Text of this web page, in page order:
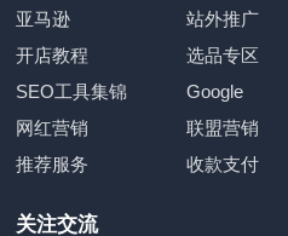
亚马逊
站外推广
开店教程
选品专区
SEO工具集锦
Google
网红营销
联盟营销
推荐服务
收款支付
关注交流